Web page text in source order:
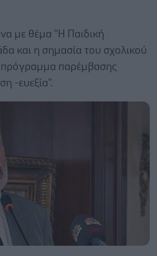
με θέμα ''Η Παιδική
και η σημασία του σχολικού
πρόγραμμα παρέμβασης
-ευεξία''.